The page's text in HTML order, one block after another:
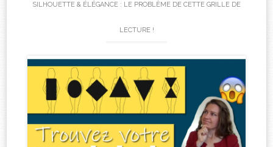
SILHOUETTE & ÉLÉGANCE : LE PROBLÈME DE CETTE GRILLE DE
LECTURE !